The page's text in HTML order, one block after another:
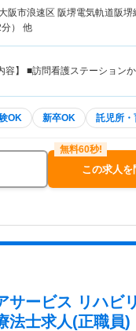
阪市浪速区 阪堺電気軌道阪堺
分） 他
容】 ■訪問看護ステーション
OK 新卒OK 託児所・
この求人を
サービス リハビ
法士求人(正職員)